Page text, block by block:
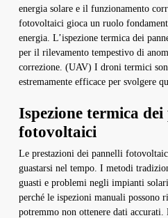
energia solare e il funzionamento
fotovoltaici gioca un ruolo
energia. L’ispezione termica dei
per il rilevamento tempestivo di
correzione. (UAV) I droni termici
estremamente efficace per svolgere
Ispezione termica
fotovoltaici
Le prestazioni dei pannelli
guastarsi nel tempo. I metodi
guasti e problemi negli impianti
perché le ispezioni manuali possono
potremmo non ottenere dati